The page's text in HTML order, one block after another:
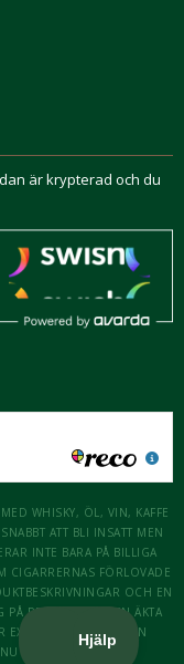
är krypterad och du
WHISKY, ÖL, VIN, KAFFE
ATT BLI INSATT MEN
INTE BARA PÅ BILLIGA
FÖRLOVADE
OCH EN
PÅ RESAN ATT BLI EN ÄKTA
OCKSÅ MER ÄN
KÖR VI!